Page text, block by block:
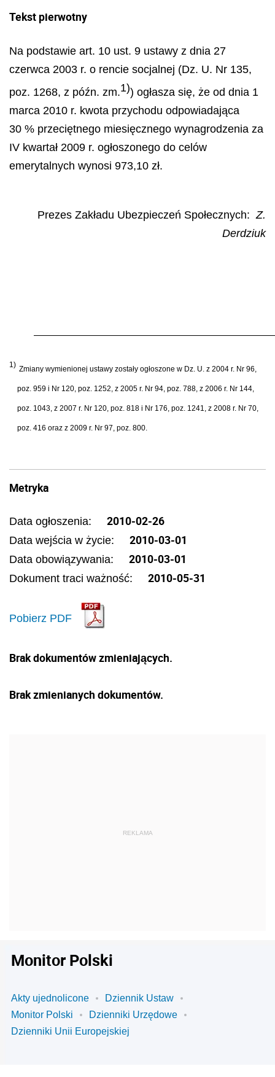
Tekst pierwotny
Na podstawie art. 10 ust. 9 ustawy z dnia 27
czerwca 2003 r. o rencie socjalnej (Dz. U. Nr 135,
poz. 1268, z późn. zm.1)) ogłasza się, że od dnia 1
marca 2010 r. kwota przychodu odpowiadająca
30 % przeciętnego miesięcznego wynagrodzenia za
IV kwartał 2009 r. ogłoszonego do celów
emerytalnych wynosi 973,10 zł.
Prezes Zakładu Ubezpieczeń Społecznych: Z.
Derdziuk
1) Zmiany wymienionej ustawy zostały ogłoszone w Dz. U. z 2004 r. Nr 96,
poz. 959 i Nr 120, poz. 1252, z 2005 r. Nr 94, poz. 788, z 2006 r. Nr 144,
poz. 1043, z 2007 r. Nr 120, poz. 818 i Nr 176, poz. 1241, z 2008 r. Nr 70,
poz. 416 oraz z 2009 r. Nr 97, poz. 800.
Metryka
Data ogłoszenia: 2010-02-26
Data wejścia w życie: 2010-03-01
Data obowiązywania: 2010-03-01
Dokument traci ważność: 2010-05-31
Pobierz PDF
Brak dokumentów zmieniających.
Brak zmienianych dokumentów.
Monitor Polski
Akty ujednolicone
Dziennik Ustaw
Monitor Polski
Dzienniki Urzędowe
Dzienniki Unii Europejskiej